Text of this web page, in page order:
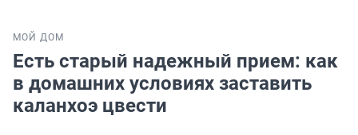
МОЙ ДОМ
Есть старый надежный прием: как
в домашних условиях заставить
каланхоэ цвести